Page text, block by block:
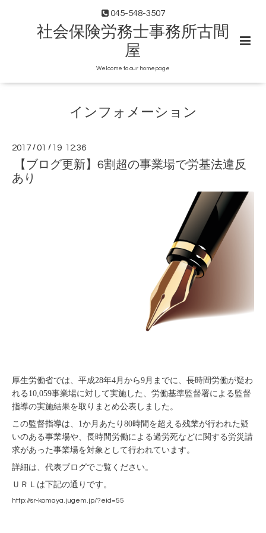
045-548-3507
社会保険労務士事務所古間
屋
Welcome to our homepage
インフォメーション
2017 /01 / 19 12:36
【ブログ更新】6割超の事業場で労基法違反
あり
厚生労働省では、平成28年4月から9月までに、長時間労働が疑わ
れる10,059事業場に対して実施した、労働基準監督署による監督
指導の実施結果を取りまとめ公表しました。
この監督指導は、1か月あたり80時間を超える残業が行われた疑
いのある事業場や、長時間労働による過労死などに関する労災請
求があった事業場を対象として行われています。
詳細は、代表ブログでご覧ください。
ＵＲＬは下記の通りです。
http://sr-komaya.jugem.jp/?eid=55